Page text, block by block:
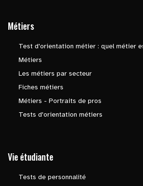
Métiers
Test d'orientation métier : quel métier
Métiers
Les métiers par secteur
Fiches métiers
Métiers - Portraits de pros
Tests d'orientation métiers
Vie étudiante
Tests de personnalité